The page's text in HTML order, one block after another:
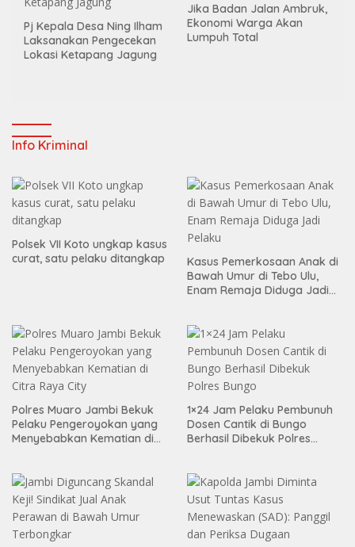
Pj Kepala Desa Ning Ilham
Laksanakan Pengecekan
Lokasi Ketapang Jagung
Jika Badan Jalan Ambruk,
Ekonomi Warga Akan
Lumpuh Total
Info Kriminal
Polsek VII Koto ungkap kasus
curat, satu pelaku ditangkap
Kasus Pemerkosaan Anak di
Bawah Umur di Tebo Ulu,
Enam Remaja Diduga Jadi
Polres Muaro Jambi Bekuk
Pelaku Pengeroyokan yang
Menyebabkan Kematian di
1×24 Jam Pelaku Pembunuh
Dosen Cantik di Bungo
Berhasil Dibekuk Polres